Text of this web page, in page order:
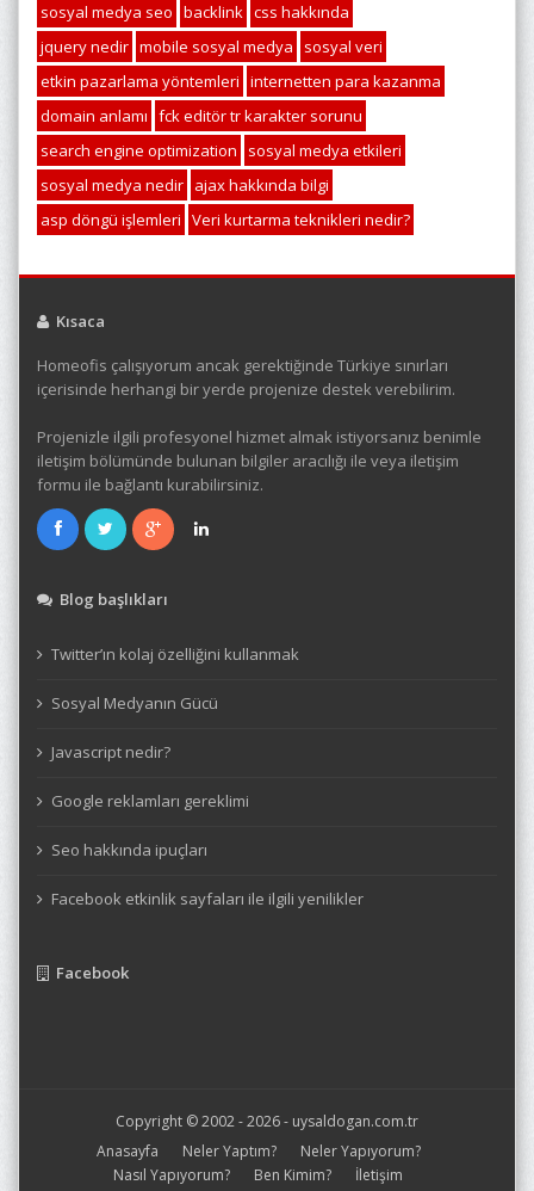
sosyal medya seo backlink css hakkında
jquery nedir mobile sosyal medya
sosyal veri
etkin pazarlama yöntemleri internetten para kazanma
domain anlamı fck editör tr karakter sorunu
search engine optimization
sosyal medya etkileri
sosyal medya nedir ajax hakkında bilgi
asp döngü işlemleri Veri kurtarma teknikleri nedir?
Kısaca
Homeofis çalışıyorum ancak gerektiğinde Türkiye sınırları
içerisinde herhangi bir yerde projenize destek verebilirim.
Projenizle ilgili profesyonel hizmet almak istiyorsanız benimle
iletişim bölümünde bulunan bilgiler aracılığı ile veya iletişim
formu ile bağlantı kurabilirsiniz.
Blog başlıkları
Twitter’ın kolaj özelliğini kullanmak
Sosyal Medyanın Gücü
Javascript nedir?
Google reklamları gereklimi
Seo hakkında ipuçları
Facebook etkinlik sayfaları ile ilgili yenilikler
Facebook
Copyright © 2002 - 2026 - uysaldogan.com.tr
Anasayfa
Neler Yaptım?
Neler Yapıyorum?
Nasıl Yapıyorum?
Ben Kimim? İletişim